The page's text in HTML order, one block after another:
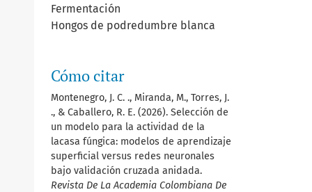
Fermentación
Hongos de podredumbre blanca
Cómo citar
Montenegro, J. C. ., Miranda, M., Torres, J.
., & Caballero, R. E. (2026). Selección de
un modelo para la actividad de la
lacasa fúngica: modelos de aprendizaje
superficial versus redes neuronales
bajo validación cruzada anidada.
Revista De La Academia Colombiana De